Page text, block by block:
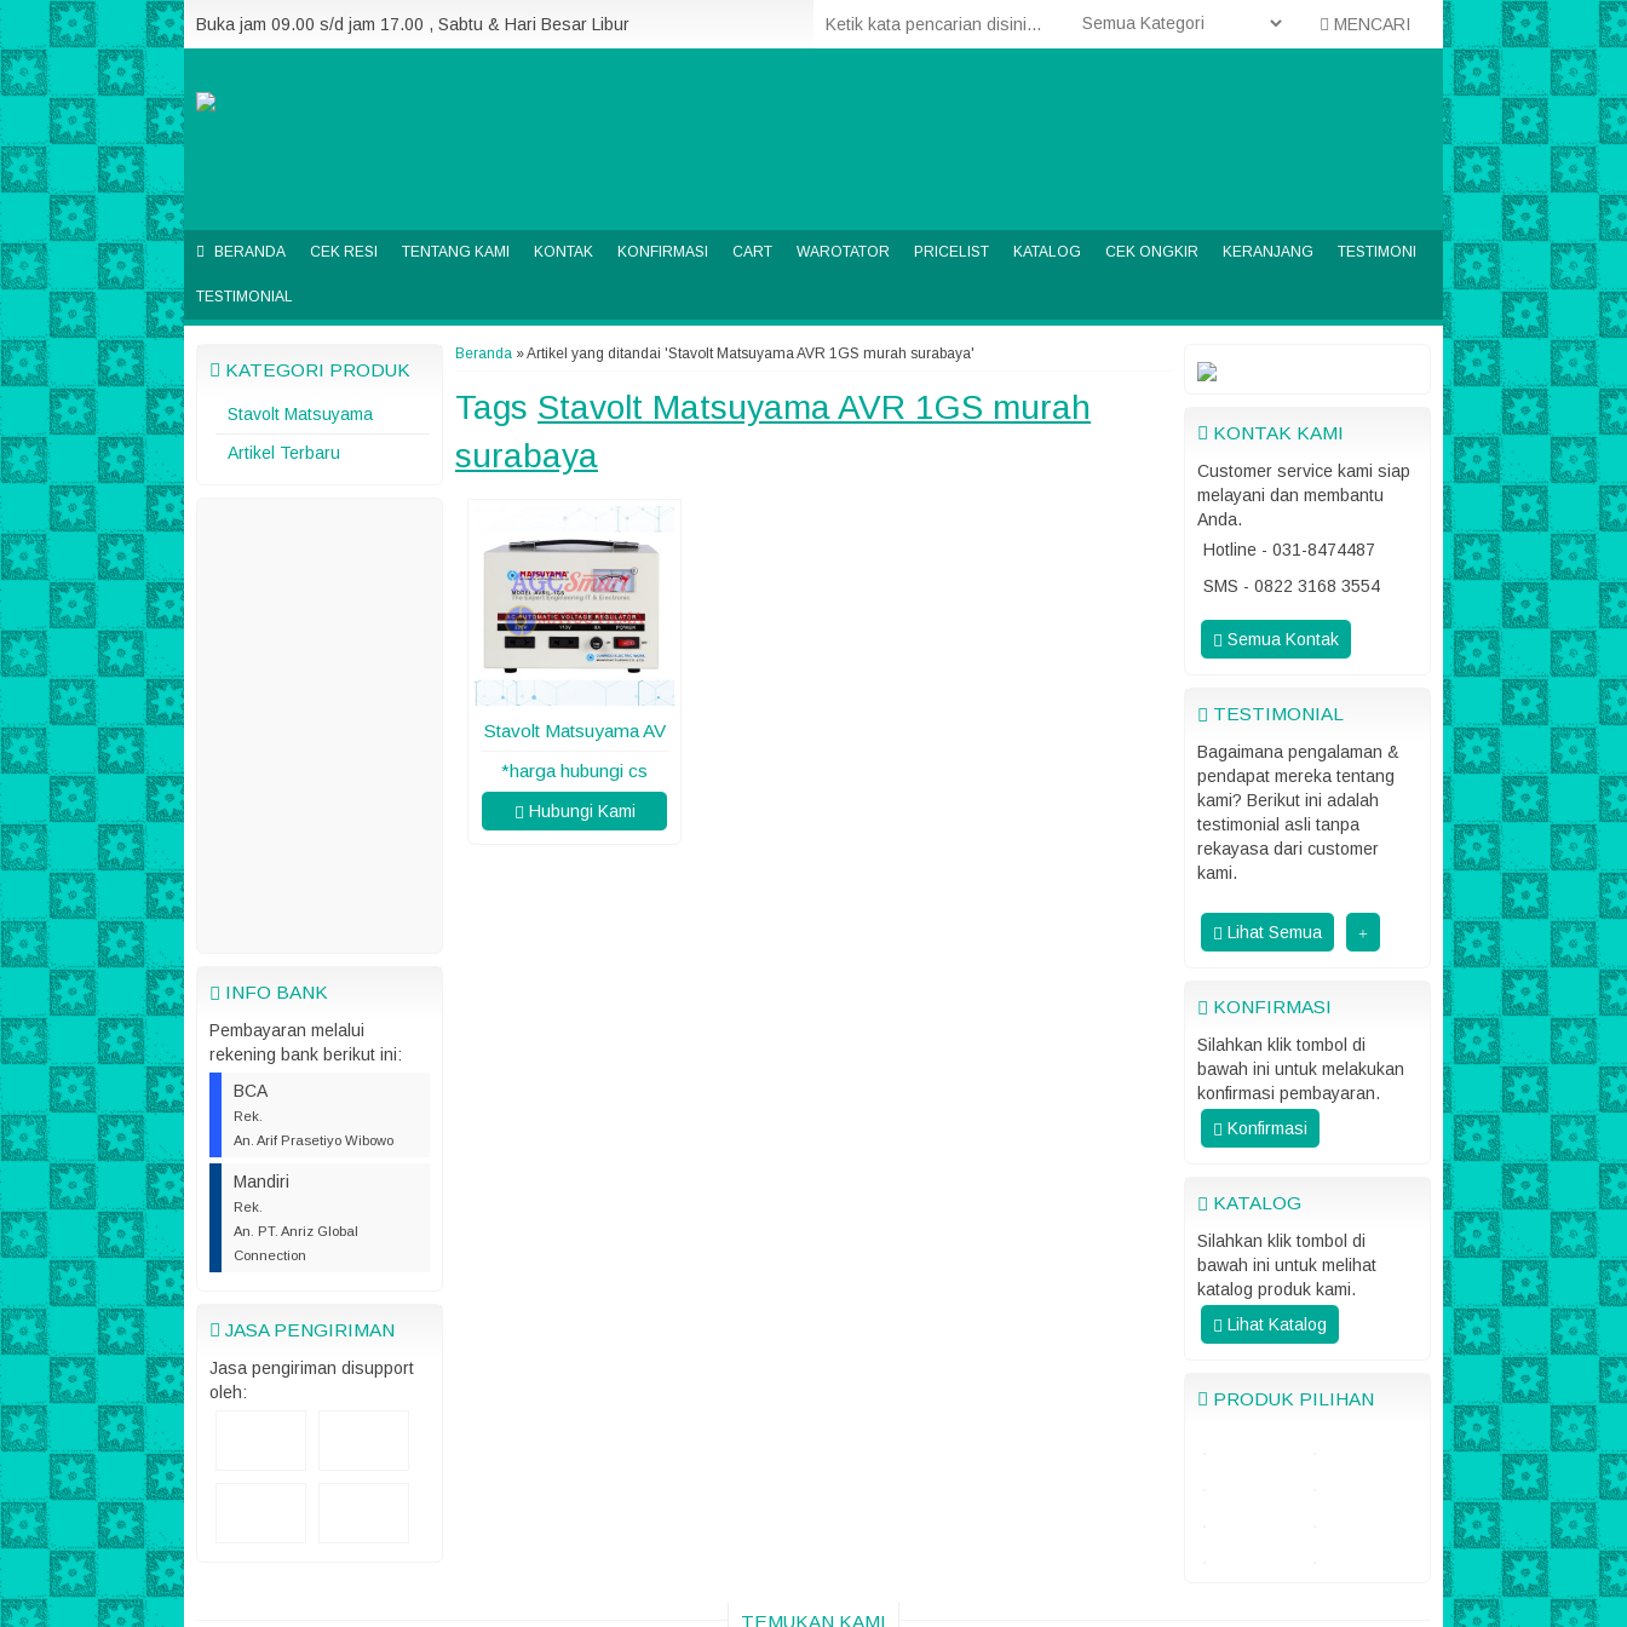
Buka jam 09.00 s/d jam 17.00 , Sabtu & Hari Besar Libur MENCARI
BERANDA CEK RESI TENTANG KAMI KONTAK KONFIRMASI CART WAROTATOR PRICELIST KATALOG CEK ONGKIR KERANJANG TESTIMONI
TESTIMONIAL
KATEGORI PRODUK
Stavolt Matsuyama
Artikel Terbaru
INFO BANK
Pembayaran melalui
rekening bank berikut ini:
BCA
Rek.
An. Arif Prasetiyo Wibowo
Mandiri
Rek.
An. PT. Anriz Global
Connection
JASA PENGIRIMAN
Jasa pengiriman disupport
oleh:
Beranda »Artikel yang ditandai 'Stavolt Matsuyama AVR 1GS murah surabaya'
Tags Stavolt Matsuyama AVR 1GS murah
surabaya
Stavolt Matsuyama AV
*harga hubungi cs
Hubungi Kami
KONTAK KAMI
Customer service kami siap
melayani dan membantu
Anda.
Hotline - 031-8474487
SMS - 0822 3168 3554
Semua Kontak
TESTIMONIAL
Bagaimana pengalaman &
pendapat mereka tentang
kami? Berikut ini adalah
testimonial asli tanpa
rekayasa dari customer
kami.
Lihat Semua
KONFIRMASI
Silahkan klik tombol di
bawah ini untuk melakukan
konfirmasi pembayaran.
Konfirmasi
KATALOG
Silahkan klik tombol di
bawah ini untuk melihat
katalog produk kami.
Lihat Katalog
PRODUK PILIHAN
TEMUKAN KAMI